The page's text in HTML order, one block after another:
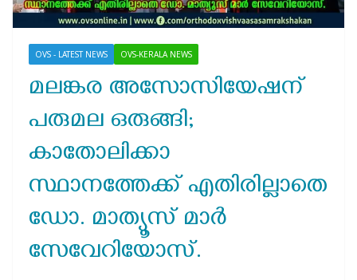
OVS - LATEST NEWS OVS-KERALA NEWS
മലങ്കര അസോസിയേഷന്
പരുമല ഒരുങ്ങി;
കാതോലിക്കാ
സ്ഥാനത്തേക്ക് എതിരില്ലാതെ
ഡോ. മാത്യൂസ് മാർ
സേവേറിയോസ്.